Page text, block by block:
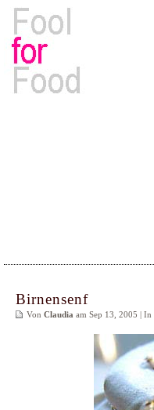
Birnensenf
Von Claudia am Sep 13, 2005 | In